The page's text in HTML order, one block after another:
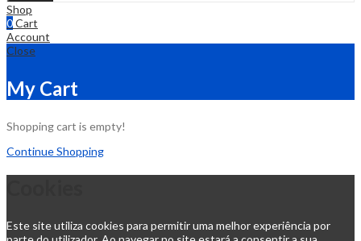
Shop
0Cart
Account
Close
My Cart
Shopping cart is empty!
Continue Shopping
Este site utiliza cookies para permitir uma melhor experiência por